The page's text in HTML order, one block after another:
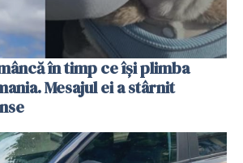
în timp ce își plimba
Mesajul ei a stârnit